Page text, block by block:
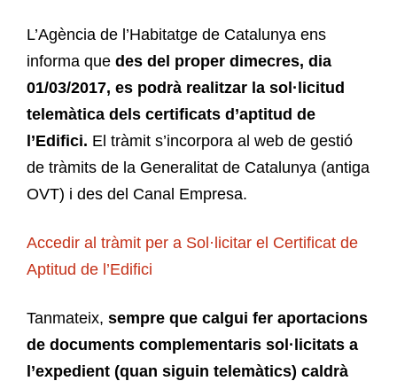
L’Agència de l’Habitatge de Catalunya ens
informa que des del proper dimecres, dia
01/03/2017, es podrà realitzar la sol·licitud
telemàtica dels certificats d’aptitud de
l’Edifici. El tràmit s’incorpora al web de gestió
de tràmits de la Generalitat de Catalunya (antiga
OVT) i des del Canal Empresa.
Accedir al tràmit per a Sol·licitar el Certificat de
Aptitud de l’Edifici
Tanmateix, sempre que calgui fer aportacions
de documents complementaris sol·licitats a
l’expedient (quan siguin telemàtics) caldrà